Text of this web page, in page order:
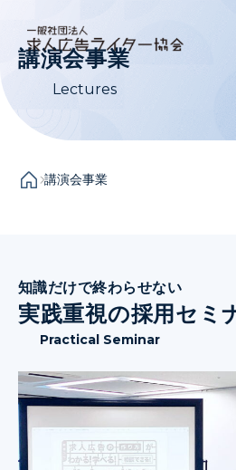
講演会事業
Lectures
講演会事業
知識だけで終わらせない
実践重視の採用セミ
Practical Seminar